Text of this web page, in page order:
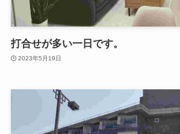
打合せが多い一日です。
2023年5月19日